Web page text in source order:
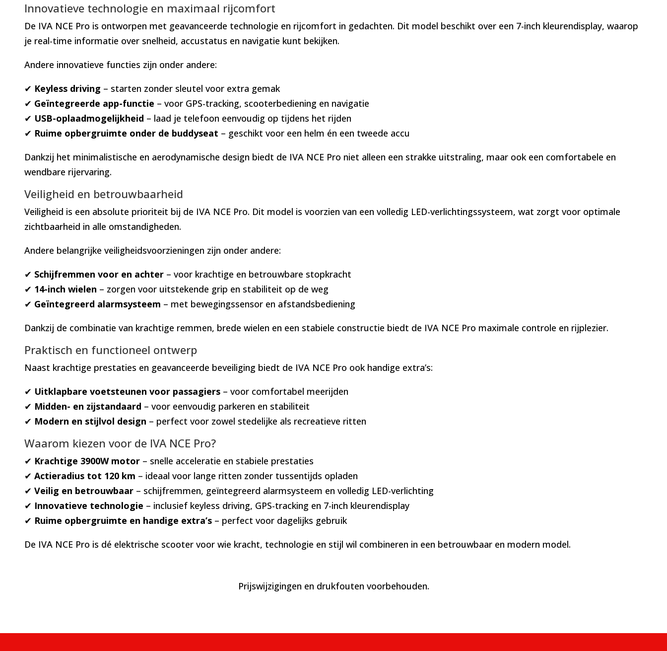
Innovatieve technologie en maximaal rijcomfort
De IVA NCE Pro is ontworpen met geavanceerde technologie en rijcomfort in gedachten. Dit model beschikt over een 7-inch kleurendisplay, waarop
je real-time informatie over snelheid, accustatus en navigatie kunt bekijken.
Andere innovatieve functies zijn onder andere:
✔ Keyless driving – starten zonder sleutel voor extra gemak
✔ Geïntegreerde app-functie – voor GPS-tracking, scooterbediening en navigatie
✔ USB-oplaadmogelijkheid – laad je telefoon eenvoudig op tijdens het rijden
✔ Ruime opbergruimte onder de buddyseat – geschikt voor een helm én een tweede accu
Dankzij het minimalistische en aerodynamische design biedt de IVA NCE Pro niet alleen een strakke uitstraling, maar ook een comfortabele en
wendbare rijervaring.
Veiligheid en betrouwbaarheid
Veiligheid is een absolute prioriteit bij de IVA NCE Pro. Dit model is voorzien van een volledig LED-verlichtingssysteem, wat zorgt voor optimale
zichtbaarheid in alle omstandigheden.
Andere belangrijke veiligheidsvoorzieningen zijn onder andere:
✔ Schijfremmen voor en achter– voor krachtige en betrouwbare stopkracht
✔ 14-inch wielen – zorgen voor uitstekende grip en stabiliteit op de weg
✔ Geïntegreerd alarmsysteem – met bewegingssensor en afstandsbediening
Dankzij de combinatie van krachtige remmen, brede wielen en een stabiele constructie biedt de IVA NCE Pro maximale controle en rijplezier.
Praktisch en functioneel ontwerp
Naast krachtige prestaties en geavanceerde beveiliging biedt de IVA NCE Pro ook handige extra’s:
✔ Uitklapbare voetsteunen voor passagiers– voor comfortabel meerijden
✔ Midden- en zijstandaard – voor eenvoudig parkeren en stabiliteit
✔ Modern en stijlvol design – perfect voor zowel stedelijke als recreatieve ritten
Waarom kiezen voor de IVA NCE Pro?
✔ Krachtige 3900W motor– snelle acceleratie en stabiele prestaties
✔ Actieradius tot 120 km – ideaal voor lange ritten zonder tussentijds opladen
✔ Veilig en betrouwbaar– schijfremmen, geïntegreerd alarmsysteem en volledig LED-verlichting
✔ Innovatieve technologie – inclusief keyless driving, GPS-tracking en 7-inch kleurendisplay
✔ Ruime opbergruimte en handige extra’s– perfect voor dagelijks gebruik
De IVA NCE Pro is dé elektrische scooter voor wie kracht, technologie en stijl wil combineren in een betrouwbaar en modern model.
Prijswijzigingen en drukfouten voorbehouden.